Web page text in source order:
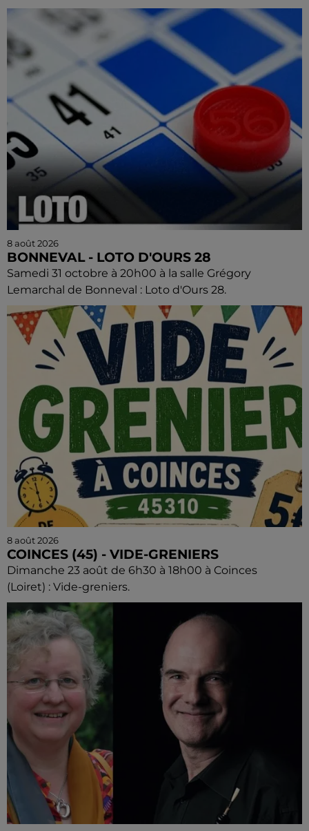
8 août 2026
BONNEVAL - LOTO D'OURS 28
Samedi 31 octobre à 20h00 à la salle Grégory
Lemarchal de Bonneval : Loto d'Ours 28.
8 août 2026
COINCES (45) - VIDE-GRENIERS
Dimanche 23 août de 6h30 à 18h00 à Coinces
(Loiret) : Vide-greniers.